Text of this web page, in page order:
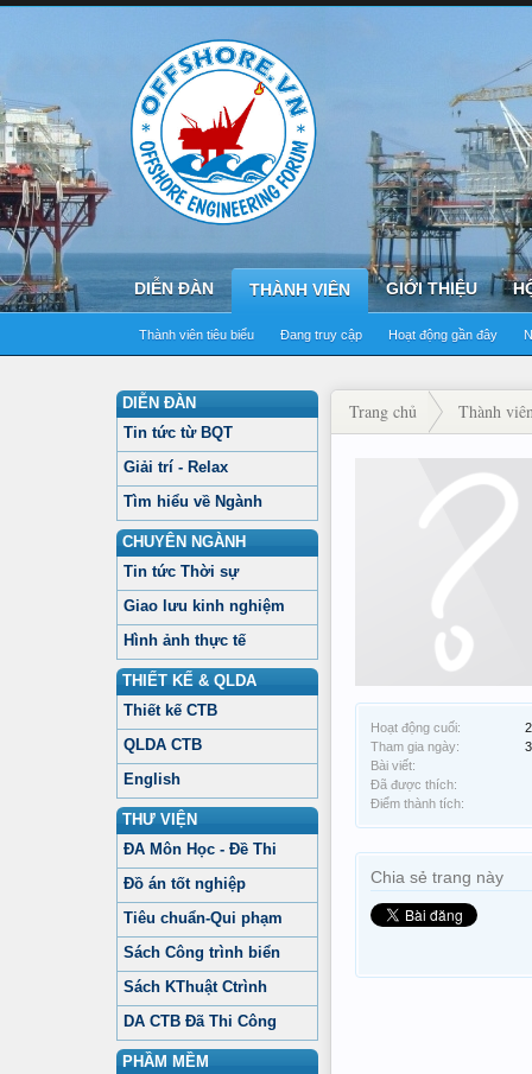
DIỄN ĐÀN THÀNH VIÊN
Thành viên tiêu biểu Đang truy cập Hoạt động gần đây
GIỚI THIỆU
DIỄN ĐÀN
Tin tức từ BQT
Giải trí - Relax
Tìm hiểu về Ngành
CHUYÊN NGÀNH
Tin tức Thời sự
Giao lưu kinh nghiệm
Hình ảnh thực tế
THIẾT KẾ & QLDA
Thiết kế CTB
QLDA CTB
English
THƯ VIỆN
ĐA Môn Học - Đề Thi
Đồ án tốt nghiệp
Tiêu chuẩn-Qui phạm
Sách Công trình biển
Sách KThuật Ctrình
DA CTB Đã Thi Công
PHẦM MỀM
Trang chủ Thành
Hoạt động cuối:
Tham gia ngày:
Bài viết:
Đã được thích:
Điểm thành tích:
Chia sẻ trang này